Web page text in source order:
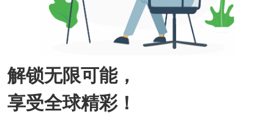
解锁无限可能，
享受全球精彩！